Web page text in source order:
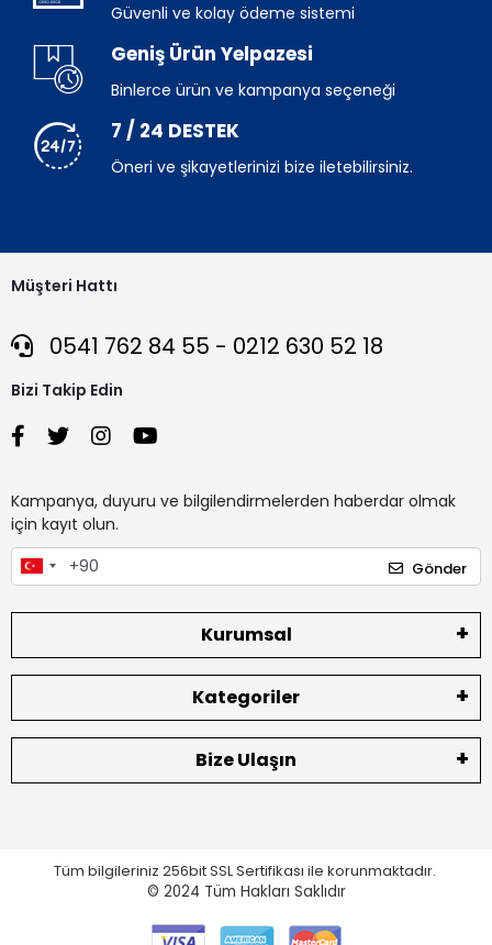
Güvenli ve kolay ödeme sistemi
Geniş Ürün Yelpazesi
Binlerce ürün ve kampanya seçeneği
7 / 24 DESTEK
Öneri ve şikayetlerinizi bize iletebilirsiniz.
Müşteri Hattı
0541 762 84 55 - 0212 630 52 18
Bizi Takip Edin
Kampanya, duyuru ve bilgilendirmelerden haberdar olmak
için kayıt olun.
Gönder
Kurumsal
Kategoriler
Bize Ulaşın
Tüm bilgileriniz 256bit SSL Sertifikası ile korunmaktadır.
© 2024 Tüm Hakları Saklıdır